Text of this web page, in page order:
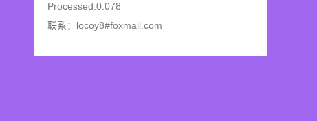
Processed:0.078
联系：locoy8#foxmail.com